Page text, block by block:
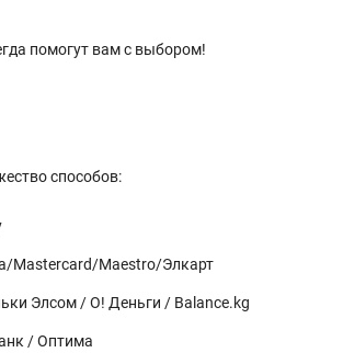
помогут вам с выбором!
способов:
Mastercard/Maestro/Элкарт
Элсом / О! Деньги / Balance.kg
/ Оптима